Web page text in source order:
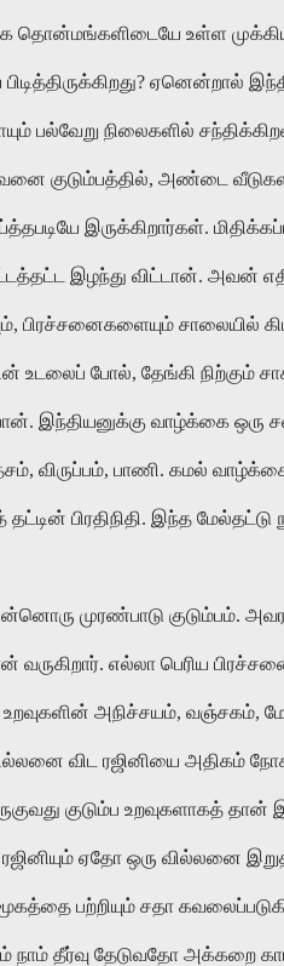
தொன்மங்களிடையே உள்ள
ஏனென்றால்
பல்வேறு நிலைகளில்
குடும்பத்தில், அண்டை
இருக்கிறார்கள்.
இழந்து விட்டான். அவன்
பிரச்சனைகளையும் சாலையில்
உடலைப் போல், தேங்கி நிற்கும்
இந்தியனுக்கு வாழ்க்கை
விருப்பம், பாணி. கமல்
பிரதிநிதி. இந்த
முரண்பாடு குடும்பம்.
வருகிறார். எல்லா பெரிய
அநிச்சயம், வஞ்சகம்,
விட ரஜினியை அதிகம்
குடும்ப உறவுகளாகத் தான்
ஏதோ ஒரு வில்லனை
பற்றியும் சதா
நாம் தீர்வு தேடுவதோ அக்கறை